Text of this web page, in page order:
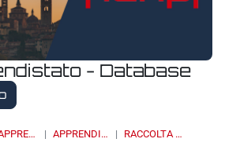
- Database
FARE APPRENDISTATO - DATABASE APPRENDISTATO DI II LIVELLO RACCOLTA NORMATIVE REGIONALI